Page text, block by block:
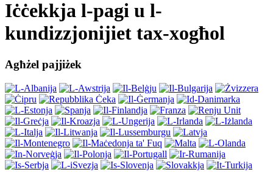
Iċċekkja l-pagi u l-
kundizzjonijiet tax-xogħol
Agħżel pajjiżek